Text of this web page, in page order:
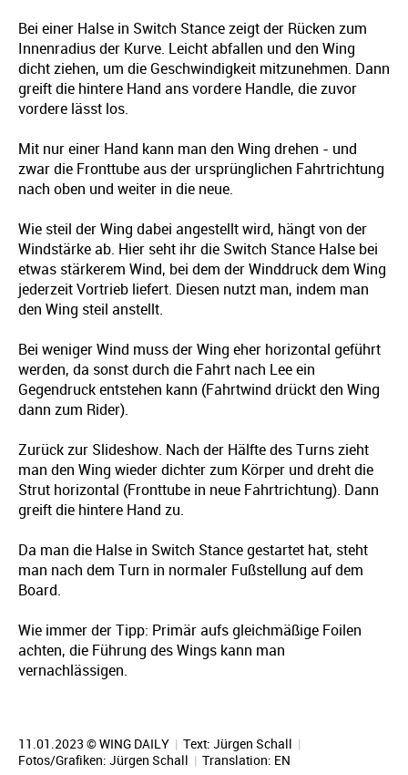
Bei einer Halse in Switch Stance zeigt der Rücken zum
Innenradius der Kurve. Leicht abfallen und den Wing
dicht ziehen, um die Geschwindigkeit mitzunehmen. Dann
greift die hintere Hand ans vordere Handle, die zuvor
vordere lässt los.
Mit nur einer Hand kann man den Wing drehen - und
zwar die Fronttube aus der ursprünglichen Fahrtrichtung
nach oben und weiter in die neue.
Wie steil der Wing dabei angestellt wird, hängt von der
Windstärke ab. Hier seht ihr die Switch Stance Halse bei
etwas stärkerem Wind, bei dem der Winddruck dem Wing
jederzeit Vortrieb liefert. Diesen nutzt man, indem man
den Wing steil anstellt.
Bei weniger Wind muss der Wing eher horizontal geführt
werden, da sonst durch die Fahrt nach Lee ein
Gegendruck entstehen kann (Fahrtwind drückt den Wing
dann zum Rider).
Zurück zur Slideshow. Nach der Hälfte des Turns zieht
man den Wing wieder dichter zum Körper und dreht die
Strut horizontal (Fronttube in neue Fahrtrichtung). Dann
greift die hintere Hand zu.
Da man die Halse in Switch Stance gestartet hat, steht
man nach dem Turn in normaler Fußstellung auf dem
Board.
Wie immer der Tipp: Primär aufs gleichmäßige Foilen
achten, die Führung des Wings kann man
vernachlässigen.
11.01.2023 © WING DAILY | Text: Jürgen Schall |
Fotos/Grafiken: Jürgen Schall | Translation: EN